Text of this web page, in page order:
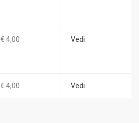
€ 4,00 Vedi
€ 4,00 Vedi